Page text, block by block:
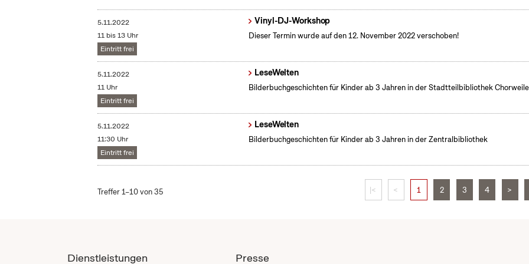
5.11.2022
11 bis 13 Uhr
Eintritt frei
Vinyl-DJ-Workshop
Dieser Termin wurde auf den 12. November 2022 verschoben!
5.11.2022
11 Uhr
Eintritt frei
LeseWelten
Bilderbuchgeschichten für Kinder ab 3 Jahren in der Stadtteilbibliothek
5.11.2022
11:30 Uhr
Eintritt frei
LeseWelten
Bilderbuchgeschichten für Kinder ab 3 Jahren in der Zentralbibliothek
Treffer 1–10 von 35 |< < 1 2 3 4 >
Dienstleistungen Presse